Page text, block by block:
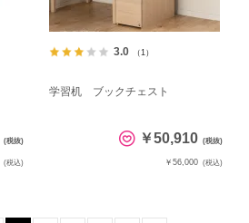
(税抜)
(税込)
3.0 （1）
学習机 ブックチェスト
￥50,910 (税抜)
￥56,000 (税込)